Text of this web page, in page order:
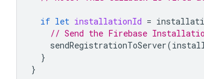
if let installationId =
// Send the Firebase
sendRegistrationToServer(
}
}